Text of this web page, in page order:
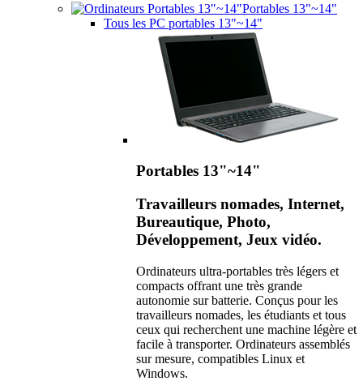
Portables 13"~14"
Tous les PC portables 13"~14"
Portables 13"~14"
Travailleurs nomades, Internet,
Bureautique, Photo,
Développement, Jeux vidéo.
Ordinateurs ultra-portables très légers et
compacts offrant une très grande
autonomie sur batterie. Conçus pour les
travailleurs nomades, les étudiants et tous
ceux qui recherchent une machine légère et
facile à transporter. Ordinateurs assemblés
sur mesure, compatibles Linux et
Windows.